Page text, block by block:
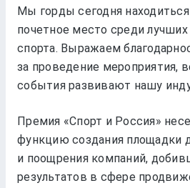
Мы горды сегодня
почетное место среди
спорта. Выражаем
за проведение мероприятия,
события развивают нашу
Премия «Спорт и Россия»
функцию создания площадки
и поощрения компаний,
результатов в сфере